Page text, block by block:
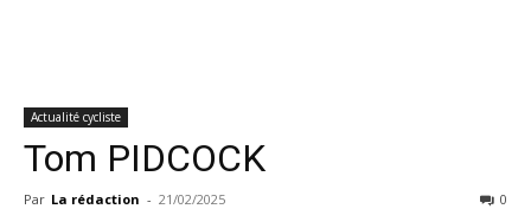
Actualité cycliste
Tom PIDCOCK
Par La rédaction - 21/02/2025 0